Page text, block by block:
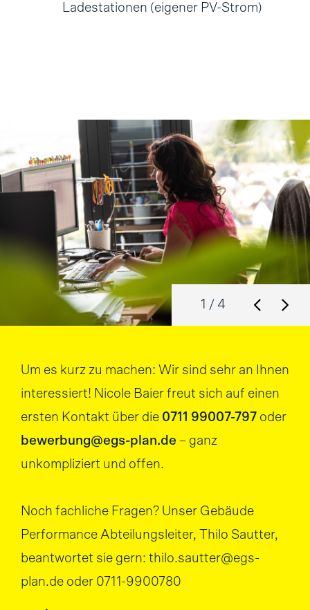
Ladestationen (eigener PV-Strom)
1 / 4
Um es kurz zu machen: Wir sind sehr an Ihnen
interessiert! Nicole Baier freut sich auf einen
ersten Kontakt über die 0711 99007-797 oder
bewerbung@egs-plan.de – ganz
unkompliziert und offen.
Noch fachliche Fragen? Unser Gebäude
Performance Abteilungsleiter, Thilo Sautter,
beantwortet sie gern: thilo.sautter@egs-
plan.de oder 0711-9900780